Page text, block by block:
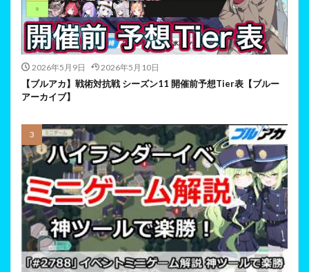
2026年5月9日 2026年5月10日
【ブルアカ】戦術対抗戦 シーズン11 開催前予想Tier表【ブルー
アーカイブ】